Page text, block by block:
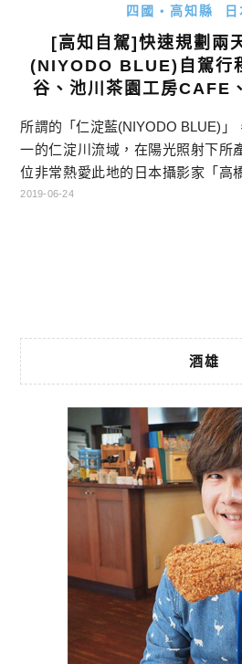
四國・高知縣
[高知自駕]快速規劃兩
(NIYODO BLUE)自駕行
谷、池川茶園工房CAFE
所謂的「仁淀藍(NIYODO BLUE)」
一的仁淀川流域，在陽光照射下所
位非常熱愛此地的日本攝影家「高
動之後，為此地所下的註解，也出
2019-06-24
酒雄